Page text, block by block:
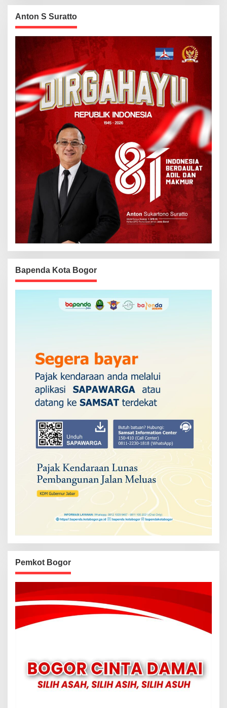
Anton S Suratto
Bapenda Kota Bogor
Pemkot Bogor